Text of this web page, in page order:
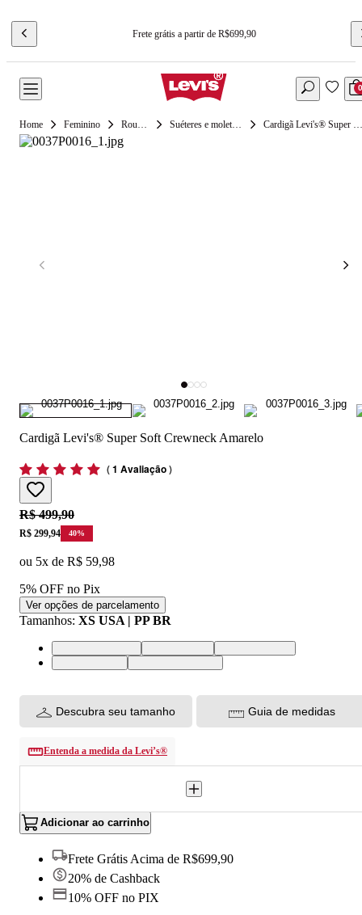
Frete grátis a partir de R$699,90
0
Feminino Roupas Suéteres e moletons Cardigã Levi's® Super Soft
Cardigã Levi's® Super Soft Crewneck Amarelo
(1 Avaliação)
Original price:
R$ 499,90
Price:
R$ 299,94 40%
ou 5x de R$ 59,98
5% OFF no Pix
Ver opções de parcelamento
Tamanhos: XS USA | PP BR
XS USA | PP BRS USA | P BRM USA | M BR
L USA | G BRXL USA | GG BR
Descubra seu tamanho Guia de medidas
Entenda a medida da Levi’s®
Adicionar ao carrinho
Frete Grátis Acima de R$699,90
20% de Cashback
10% OFF no PIX